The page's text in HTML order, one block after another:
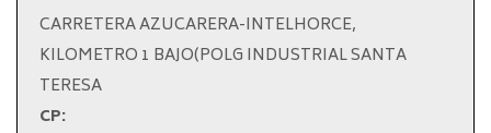
CARRETERA AZUCARERA-INTELHORCE,
KILOMETRO 1 BAJO(POLG INDUSTRIAL SANTA
TERESA
CP: